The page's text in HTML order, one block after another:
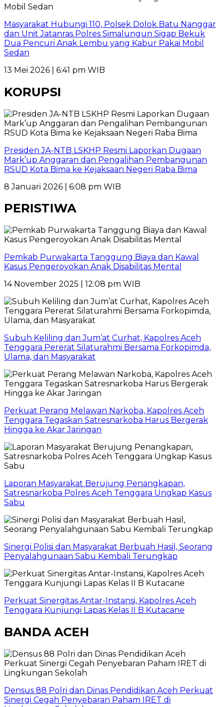
Masyarakat Hubungi 110, Polsek Dolok Batu Nanggar
dan Unit Jatanras Polres Simalungun Sigap Bekuk
Dua Pencuri Anak Lembu yang Kabur Pakai Mobil
Sedan
13 Mei 2026 | 6:41 pm WIB
KORUPSI
Presiden JA-NTB LSKHP Resmi Laporkan Dugaan
Mark’up Anggaran dan Pengalihan Pembangunan
RSUD Kota Bima ke Kejaksaan Negeri Raba Bima
8 Januari 2026 | 6:08 pm WIB
PERISTIWA
Pemkab Purwakarta Tanggung Biaya dan Kawal
Kasus Pengeroyokan Anak Disabilitas Mental
14 November 2025 | 12:08 pm WIB
Subuh Keliling dan Jum’at Curhat, Kapolres Aceh
Tenggara Pererat Silaturahmi Bersama Forkopimda,
Ulama, dan Masyarakat
Perkuat Perang Melawan Narkoba, Kapolres Aceh
Tenggara Tegaskan Satresnarkoba Harus Bergerak
Hingga ke Akar Jaringan
Laporan Masyarakat Berujung Penangkapan,
Satresnarkoba Polres Aceh Tenggara Ungkap Kasus
Sabu
Sinergi Polisi dan Masyarakat Berbuah Hasil, Seorang
Penyalahgunaan Sabu Kembali Terungkap
Perkuat Sinergitas Antar-Instansi, Kapolres Aceh
Tenggara Kunjungi Lapas Kelas II B Kutacane
BANDA ACEH
Densus 88 Polri dan Dinas Pendidikan Aceh Perkuat
Sinergi Cegah Penyebaran Paham IRET di